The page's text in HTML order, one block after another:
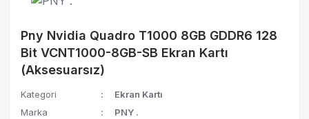
Pny Nvidia Quadro T1000 8GB GDDR6 128
Bit VCNT1000-8GB-SB Ekran Kartı
(Aksesuarsız)
Kategori
Ekran Kartı
Marka
PNY .